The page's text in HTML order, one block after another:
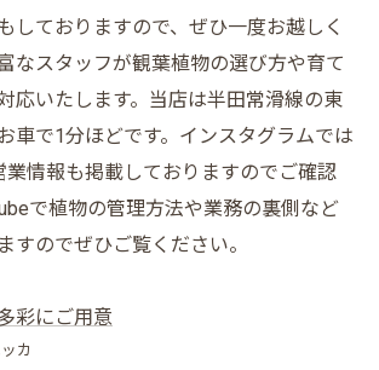
しておりますので、ぜひ一度お越しく
なスタッフが観葉植物の選び方や育て
応いたします。当店は半田常滑線の東
車で1分ほどです。インスタグラムでは
業情報も掲載しておりますのでご確認
で植物の管理方法や業務の裏側など
すのでぜひご覧ください。
彩にご用意
カ